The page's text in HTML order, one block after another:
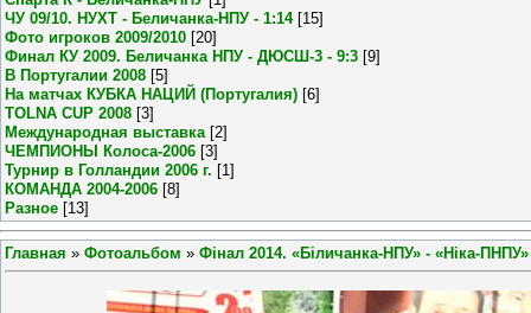
ЧУ 09/10. НУХТ - Беличанка-НПУ - 1:14 [15]
Фото игроков 2009/2010 [20]
Финал КУ 2009. Беличанка НПУ - ДЮСШ-3 - 9:3 [9]
В Португалии 2008 [5]
На матчах КУБКА НАЦИЙ (Португалия) [6]
TOLNA CUP 2008 [3]
Международная выставка [2]
ЧЕМПИОНЫ Колоса-2006 [3]
Турнир в Голландии 2006 г. [1]
КОМАНДА 2004-2006 [8]
Разное [13]
Главная » Фотоальбом » Фінал 2014. «Біличанка-НПУ» - «Ніка-